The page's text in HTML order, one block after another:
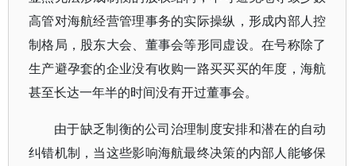
高管对海航经营管理事务的实际操纵，形成内部人控
制格局，股东大会、董事会等形同虚设。在号称除了
生产避孕套的企业没有收购一路买买买的年度，海航
甚至长达一年半的时间没有开过董事会。
由于缺乏制衡的公司治理制度安排和潜在的自动
纠错机制，当这些影响海航最终决策的内部人能够保